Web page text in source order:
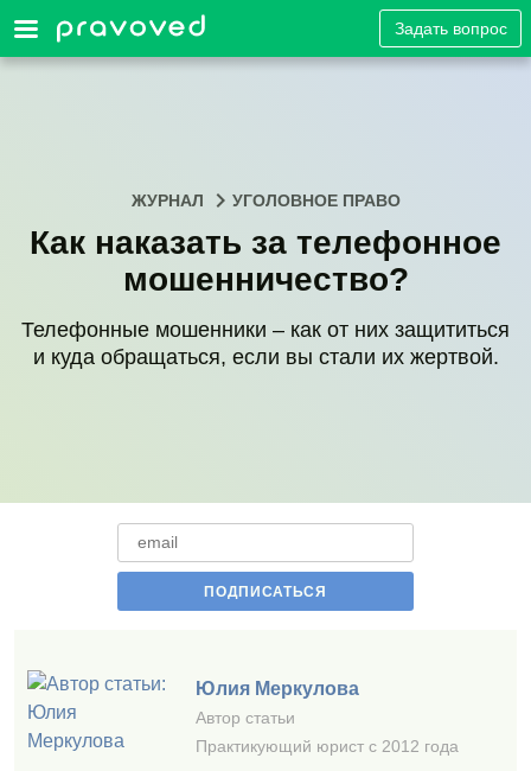
Задать вопрос
ЖУРНАЛ УГОЛОВНОЕ ПРАВО
Как наказать за телефонное
мошенничество?
Телефонные мошенники – как от них защититься
и куда обращаться, если вы стали их жертвой.
Юлия Меркулова
Автор статьи
Практикующий юрист с 2012 года